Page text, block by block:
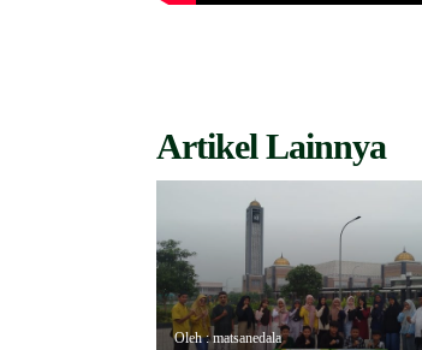
Artikel Lainnya
Oleh : matsanedala